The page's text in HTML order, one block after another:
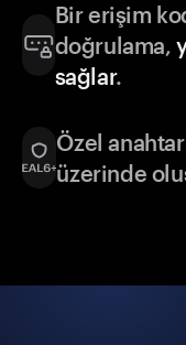
Bir erişim
doğrulama,
sağlar.
Özel
üzerinde